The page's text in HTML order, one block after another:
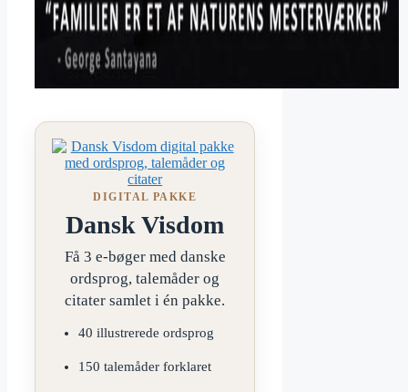
DIGITAL PAKKE
Dansk Visdom
Få 3 e-bøger med danske
ordsprog, talemåder og
citater samlet i én pakke.
40 illustrerede ordsprog
150 talemåder forklaret